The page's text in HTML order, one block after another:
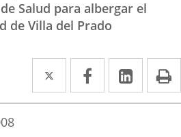
Salud para albergar el
de Villa del Prado
Twitter
Enlace
a
Facebook
Enlace
a
Enlace
a